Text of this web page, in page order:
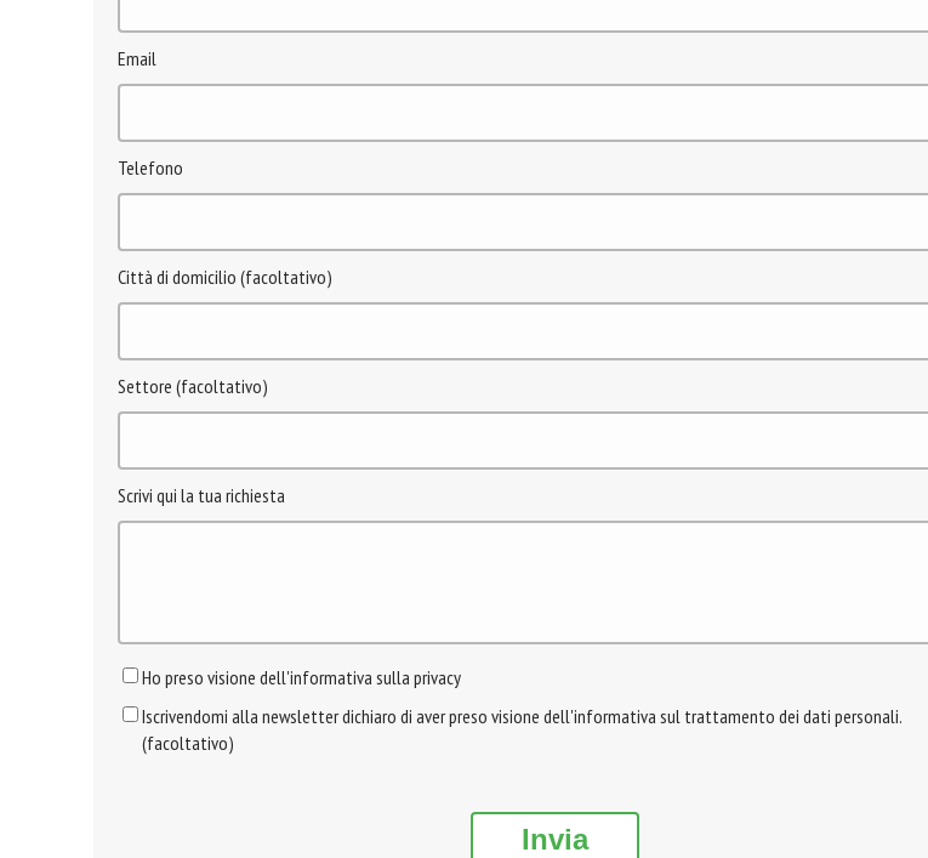
Email
Telefono
Città di domicilio (facoltativo)
Settore (facoltativo)
Scrivi qui la tua richiesta
Ho preso visione dell'informativa sulla privacy
Iscrivendomi alla newsletter dichiaro di aver preso visione dell'informativa sul trattamento dei dati personali.
(facoltativo)
Invia